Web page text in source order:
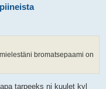
bromatsepaami on
tarpeeks ni kuulet kyl